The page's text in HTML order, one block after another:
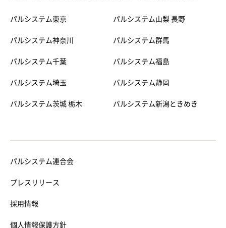
パルシステム東京
パルシステム神奈川
パルシステム千葉
パルシステム埼玉
パルシステム茨城 栃木
パルシステム山梨 長野
パルシステム群馬
パルシステム福島
パルシステム静岡
パルシステム新潟ときめき
パルシステム連合会
プレスリリース
採用情報
個人情報保護方針